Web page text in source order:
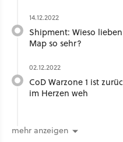
14.12.2022
Shipment: Wieso
Map so sehr?
02.12.2022
CoD Warzone 1 ist
im Herzen weh
mehr anzeigen